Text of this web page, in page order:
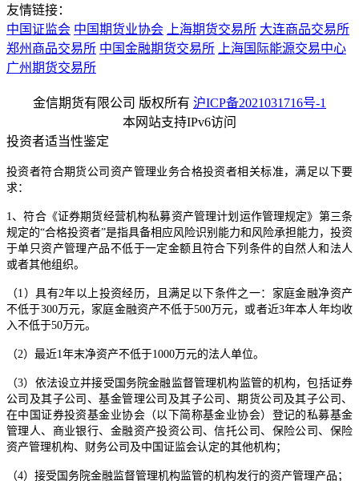
友情链接：
中国证监会 中国期货业协会 上海期货交易所 大连商品交易所
郑州商品交易所 中国金融期货交易所
上海国际能源交易中心
广州期货交易所
金信期货有限公司 版权所有 沪ICP备2021031716号-1
本网站支持IPv6访问
投资者适当性鉴定
投资者符合期货公司资产管理业务合格投资者相关标准，满足以下要
求：
1、符合《证券期货经营机构私募资产管理计划运作管理规定》第三条
规定的“合格投资者”是指具备相应风险识别能力和风险承担能力，投资
于单只资产管理产品不低于一定金额且符合下列条件的自然人和法人
或者其他组织。
（1）具有2年以上投资经历，且满足以下条件之一：家庭金融净资产
不低于300万元，家庭金融资产不低于500万元，或者近3年本人年均收
入不低于50万元。
（2）最近1年末净资产不低于1000万元的法人单位。
（3）依法设立并接受国务院金融监督管理机构监管的机构，包括证券
公司及其子公司、基金管理公司及其子公司、期货公司及其子公司、
在中国证券投资基金业协会（以下简称基金业协会）登记的私募基金
管理人、商业银行、金融资产投资公司、信托公司、保险公司、保险
资产管理机构、财务公司及中国证监会认定的其他机构；
（4）接受国务院金融监督管理机构监管的机构发行的资产管理产品；